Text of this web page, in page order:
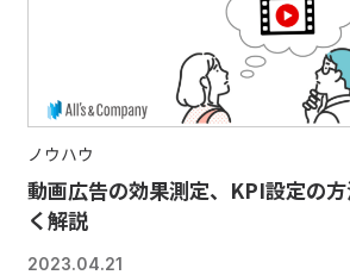
ノウハウ
動画広告の効果測定、KPI設定の
く解説
2023.04.21